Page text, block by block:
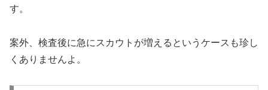
す。
案外、検査後に急にスカウトが増えるというケースも珍し
くありませんよ。